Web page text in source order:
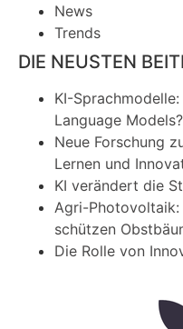
News
Trends
DIE NEUSTEN
KI-
Language Models?
Neue Forschung
Lernen und
KI verändert die
Agri-Photovoltaik:
schützen
Die Rolle von